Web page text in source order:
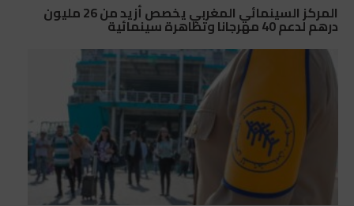
المركز السينمائي المغربي يخصص أزيد من 26 مليون
درهم لدعم 40 مهرجانا وتظاهرة سينمائية